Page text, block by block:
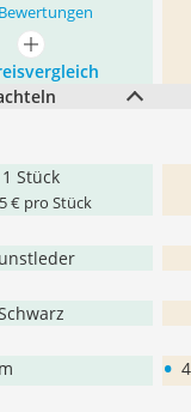
mehr anzeigen
1 Stück
€ pro Stück
•